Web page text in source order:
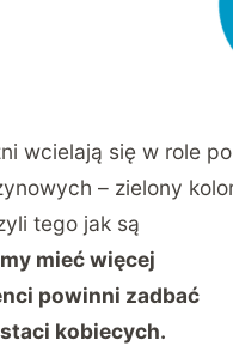
wcielają się w role
– zielony
tego jak są
mieć więcej
powinni zadbać
kobiecych.